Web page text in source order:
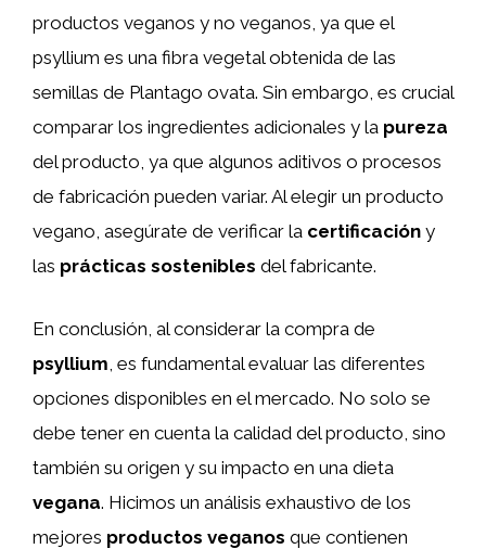
productos veganos y no veganos, ya que el
psyllium es una fibra vegetal obtenida de las
semillas de Plantago ovata. Sin embargo, es crucial
comparar los ingredientes adicionales y la pureza
del producto, ya que algunos aditivos o procesos
de fabricación pueden variar. Al elegir un producto
vegano, asegúrate de verificar la certificación y
las prácticas sostenibles del fabricante.
En conclusión, al considerar la compra de
psyllium , es fundamental evaluar las diferentes
opciones disponibles en el mercado. No solo se
debe tener en cuenta la calidad del producto, sino
también su origen y su impacto en una dieta
vegana. Hicimos un análisis exhaustivo de los
mejores productos veganos que contienen